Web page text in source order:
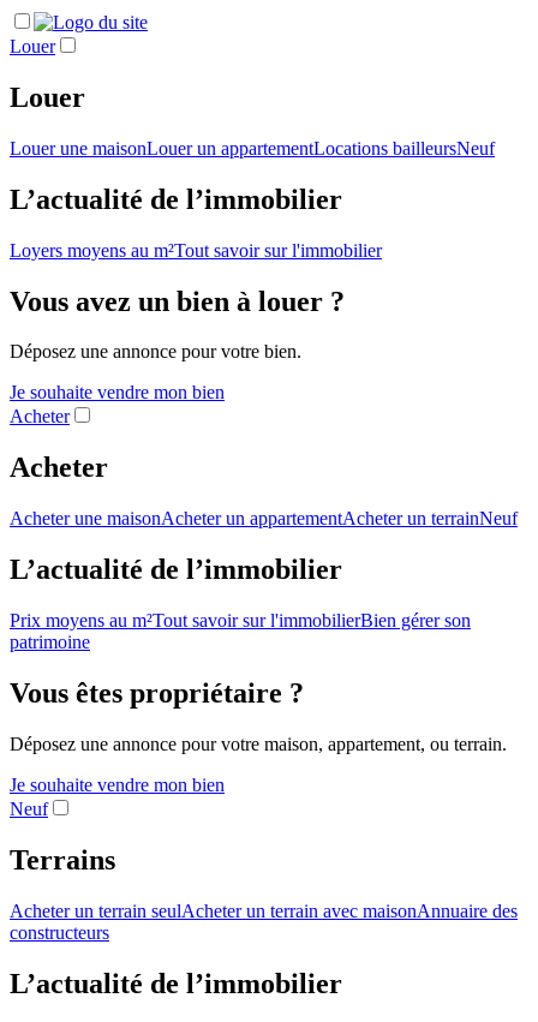
Louer
Louer
Louer une maisonLouer un appartementLocations bailleursNeuf
L’actualité de l’immobilier
Loyers moyens au m²Tout savoir sur l'immobilier
Vous avez un bien à louer ?
Déposez une annonce pour votre bien.
Je souhaite vendre mon bien
Acheter
Acheter
Acheter une maisonAcheter un appartementAcheter un terrainNeuf
L’actualité de l’immobilier
Prix moyens au m²Tout savoir sur l'immobilierBien gérer son
patrimoine
Vous êtes propriétaire ?
Déposez une annonce pour votre maison, appartement, ou terrain.
Je souhaite vendre mon bien
Neuf
Terrains
Acheter un terrain seulAcheter un terrain avec maisonAnnuaire des
constructeurs
L’actualité de l’immobilier